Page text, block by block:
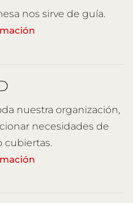
nos sirve de guía.
nuestra organización,
necesidades de
cubiertas.